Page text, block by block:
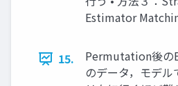
Estimator
15.
Permutation後の
のデータ，モデ